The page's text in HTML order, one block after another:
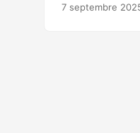
7 septembre